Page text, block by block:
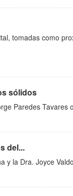
tomadas como
sólidos
Paredes Tavares
del...
y la Dra. Joyce